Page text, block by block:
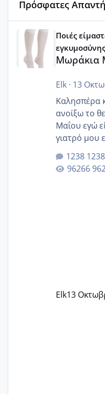
Πρόσφατες
Μωράκια Μαΐου 2026
Ποιές
Μωράκια
Elk· 13
Καλησπέρα
ανοίξω το
Μαΐου εγώ είμαι 9 εβδ σήμερα πήγα
γιατρό μου
κλείσω
καμιά άλλη
Elk13